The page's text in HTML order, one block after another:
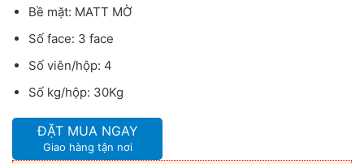
Bề mặt: MATT MỜ
Số face: 3 face
Số viên/hộp: 4
Số kg/hộp: 30Kg
ĐẶT MUA NGAY
Giao hàng tận nơi